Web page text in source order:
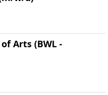
Arts (BWL -